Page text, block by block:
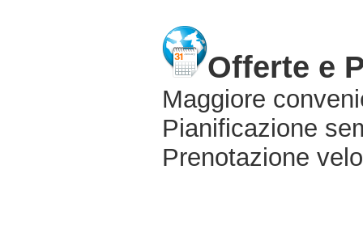
Offerte e
Maggiore
Pianificazione
Prenotazione